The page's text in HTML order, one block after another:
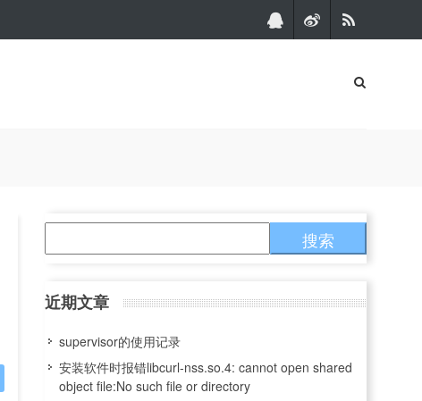
近期文章
supervisor的使用记录
安装软件时报错libcurl-nss.so.4: cannot open shared
object file:No such file or directory